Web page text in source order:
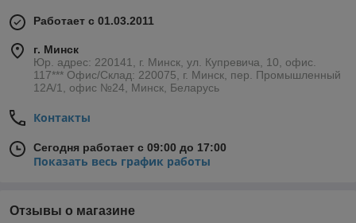
Работает с 01.03.2011
г. Минск
Юр. адрес: 220141, г. Минск, ул. Купревича, 10, офис.
117*** Офис/Склад: 220075, г. Минск, пер. Промышленный
12А/1, офис №24, Минск, Беларусь
Контакты
Сегодня работает с 09:00 до 17:00
Показать весь график работы
Отзывы о магазине